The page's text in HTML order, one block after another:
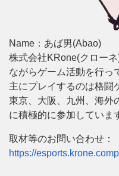
Name：あば男(Abao)
株式会社KRone(クロー
ながらゲーム活動を行っ
主にプレイするのは格闘
東京、大阪、九州、海外
に積極的に参加していま
取材等のお問い合わせ：
https://